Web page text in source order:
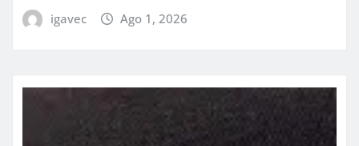
igavec Ago 1, 2026